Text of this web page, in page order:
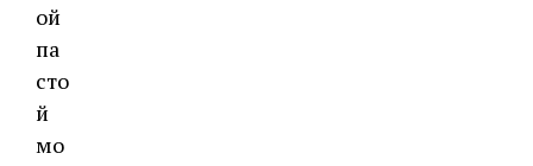
ой
па
сто
й
мо